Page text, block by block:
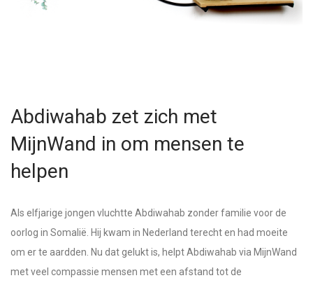
Abdiwahab zet zich met
MijnWand in om mensen te
helpen
Als elfjarige jongen vluchtte Abdiwahab zonder familie voor de
oorlog in Somalië. Hij kwam in Nederland terecht en had moeite
om er te aardden. Nu dat gelukt is, helpt Abdiwahab via MijnWand
met veel compassie mensen met een afstand tot de